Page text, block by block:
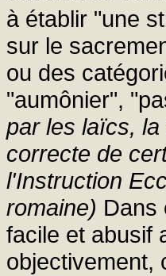
à établir "une
sur le
ou des
"aumônier",
par les laïcs,
correcte de
l'Instruction
romaine) Dans
facile et abusif
objectivement,